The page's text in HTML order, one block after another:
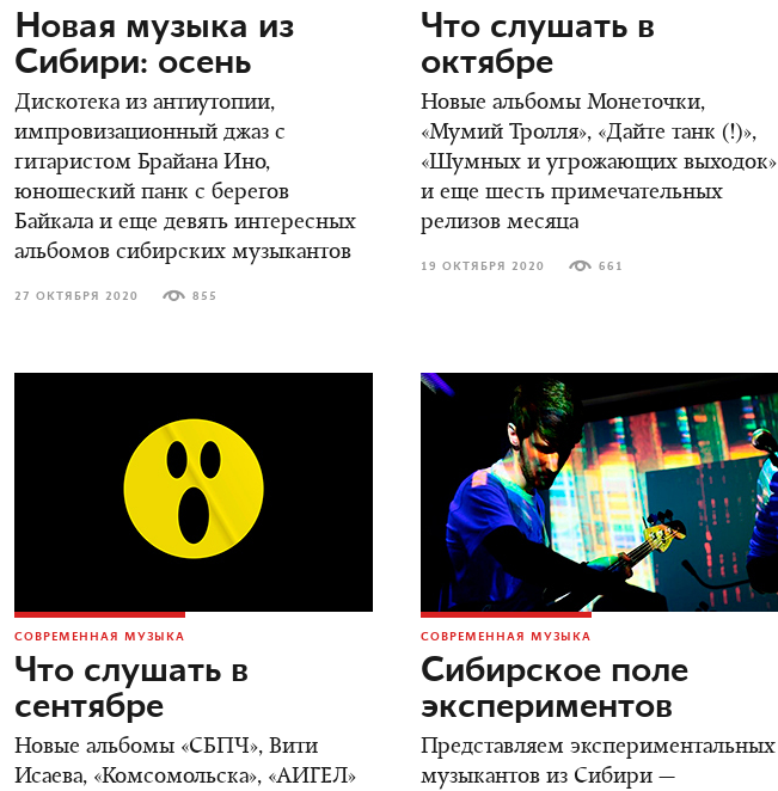
Новая музыка из
Сибири: осень
Дискотека из антиутопии,
импровизационный джаз с
гитаристом Брайана Ино,
юношеский панк с берегов
Байкала и еще девять интересных
альбомов сибирских музыкантов
27 ОКТЯБРЯ 2020 855
Что слушать в
октябре
Новые альбомы Монеточки,
«Мумий Тролля», «Дайте танк (!)»,
«Шумных и угрожающих выходок»
и еще шесть примечательных
релизов месяца
19 ОКТЯБРЯ 2020 661
СОВРЕМЕННАЯ МУЗЫКА
Что слушать в
сентябре
Новые альбомы «СБПЧ», Вити
Исаева, «Комсомольска», «АИГЕЛ»
СОВРЕМЕННАЯ МУЗЫКА
Сибирское поле
экспериментов
Представляем экспериментальных
музыкантов из Сибири —